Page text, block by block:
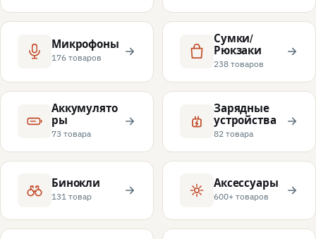
Микрофоны
176 товаров
Сумки/
Рюкзаки
238 товаров
Аккумулято
ры
73 товара
Зарядные
устройства
82 товара
Бинокли
131 товар
Аксессуары
600+ товаров